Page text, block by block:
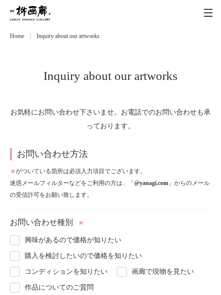
Exhibitions
Schedule
About
Blog
Contact
Home Inquiry about our artworks
Inquiry about our artworks
お気軽にお問い合わせ下さいませ。お電話でのお問い合わせも承
っております。
お問い合わせ方法
★がついている箇所は必須入力項目でございます。
迷惑メールフィルターなどをご利用の方は、「 @yanagi.com 」からのメール
の受信許可をお願い致します。
お問い合わせ種別 ★
興味があるので価格が知りたい
購入を検討したいので価格を知りたい
コンディションを知りたい 画廊で現物を見たい
作品についてのご質問